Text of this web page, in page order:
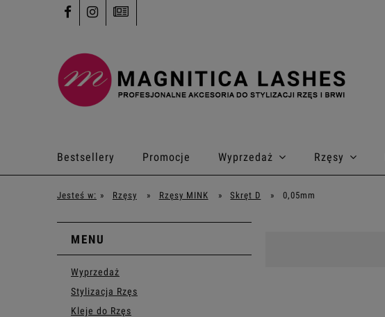
Bestsellery Promocje Wyprzedaż Rzęsy
Kontakt
Jesteś w: » Rzęsy » Rzęsy MINK » Skręt D » 0,05mm
MENU
Wyprzedaż
Stylizacja Rzęs
Kleje do Rzęs